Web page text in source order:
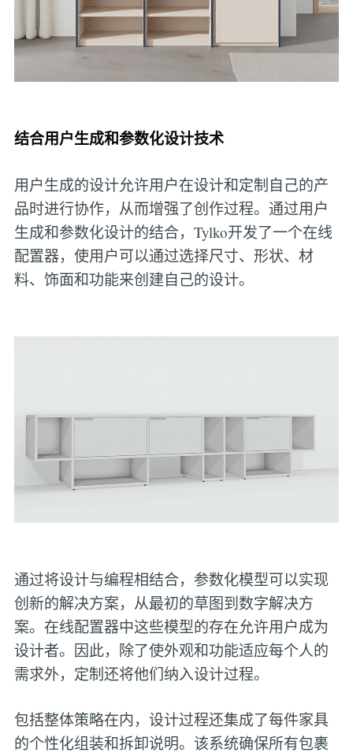
结合用户生成和参数化设计技术
用户生成的设计允许用户在设计和定制自己的产
品时进行协作，从而增强了创作过程。通过用户
生成和参数化设计的结合，Tylko开发了一个在线
配置器，使用户可以通过选择尺寸、形状、材
料、饰面和功能来创建自己的设计。
通过将设计与编程相结合，参数化模型可以实现
创新的解决方案，从最初的草图到数字解决方
案。在线配置器中这些模型的存在允许用户成为
设计者。因此，除了使外观和功能适应每个人的
需求外，定制还将他们纳入设计过程。
包括整体策略在内，设计过程还集成了每件家具
的个性化组装和拆卸说明。该系统确保所有包裹